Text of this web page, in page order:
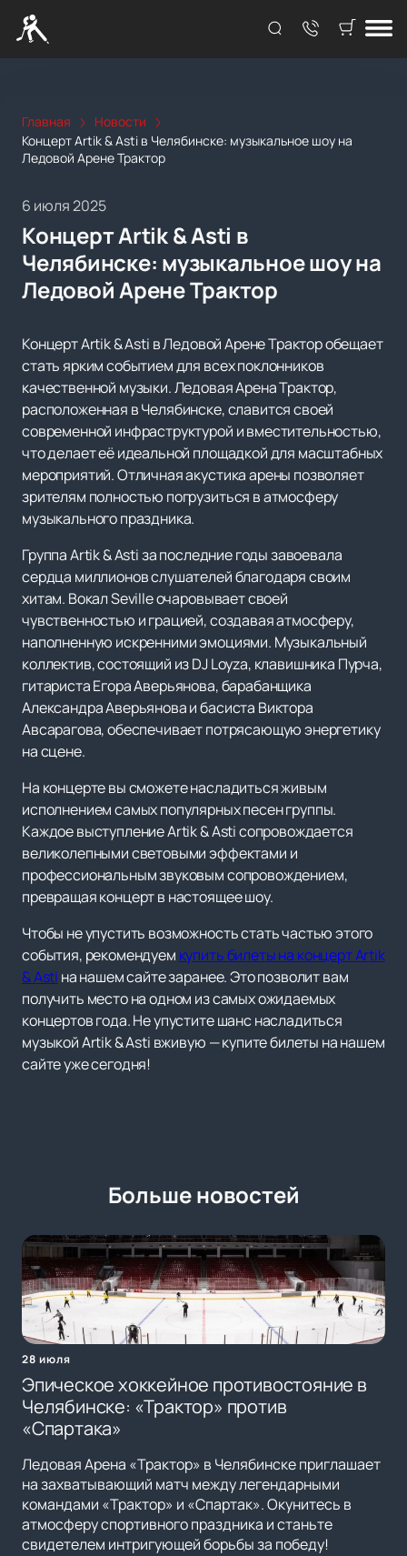
Главная
Новости
Концерт Artik & Asti в Челябинске: музыкальное шоу на
Ледовой Арене Трактор
6 июля 2025
Концерт Artik & Asti в
Челябинске: музыкальное шоу на
Ледовой Арене Трактор
Концерт Artik & Asti в Ледовой Арене Трактор обещает
стать ярким событием для всех поклонников
качественной музыки. Ледовая Арена Трактор,
расположенная в Челябинске, славится своей
современной инфраструктурой и вместительностью,
что делает её идеальной площадкой для масштабных
мероприятий. Отличная акустика арены позволяет
зрителям полностью погрузиться в атмосферу
музыкального праздника.
Группа Artik & Asti за последние годы завоевала
сердца миллионов слушателей благодаря своим
хитам. Вокал Seville очаровывает своей
чувственностью и грацией, создавая атмосферу,
наполненную искренними эмоциями. Музыкальный
коллектив, состоящий из DJ Loyza, клавишника Пурча,
гитариста Егора Аверьянова, барабанщика
Александра Аверьянова и басиста Виктора
Авсарагова, обеспечивает потрясающую энергетику
на сцене.
На концерте вы сможете насладиться живым
исполнением самых популярных песен группы.
Каждое выступление Artik & Asti сопровождается
великолепными световыми эффектами и
профессиональным звуковым сопровождением,
превращая концерт в настоящее шоу.
Чтобы не упустить возможность стать частью этого
события, рекомендуем купить билеты на концерт Artik
& Asti на нашем сайте заранее. Это позволит вам
получить место на одном из самых ожидаемых
концертов года. Не упустите шанс насладиться
музыкой Artik & Asti вживую — купите билеты на нашем
сайте уже сегодня!
Больше новостей
28 июля
Эпическое хоккейное противостояние в
Челябинске: «Трактор» против
«Спартака»
Ледовая Арена «Трактор» в Челябинске приглашает
на захватывающий матч между легендарными
командами «Трактор» и «Спартак». Окунитесь в
атмосферу спортивного праздника и станьте
свидетелем интригующей борьбы за победу!